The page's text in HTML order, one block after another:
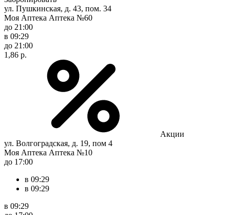
ул. Пушкинская, д. 43, пом. 34
Моя Аптека Аптека №60
до 21:00
в 09:29
до 21:00
1,86 р.
Акции
ул. Волгоградская, д. 19, пом 4
Моя Аптека Аптека №10
до 17:00
в 09:29
в 09:29
в 09:29